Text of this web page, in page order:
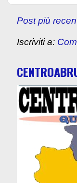
Post più
Iscriviti a: